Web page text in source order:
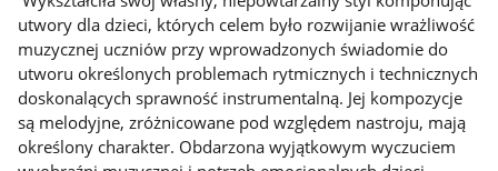
utwory dla dzieci, których celem było rozwijanie wrażliwość
muzycznej uczniów przy wprowadzonych świadomie do
utworu określonych problemach rytmicznych i technicznych
doskonalących sprawność instrumentalną. Jej kompozycje
są melodyjne, zróżnicowane pod względem nastroju, mają
określony charakter. Obdarzona wyjątkowym wyczuciem